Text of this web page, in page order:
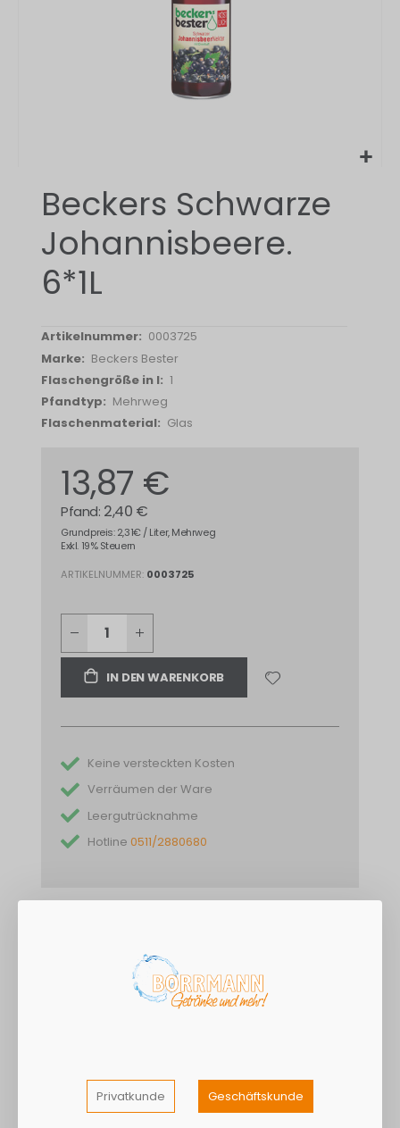
Anfang
Bildergalerie
springen
Beckers Schwarze
Johannisbeere.
6*1L
0003725
Beckers Bester
1
Mehrweg
Glas
13,87 €
Grundpreis: 2,31€ / Liter, Mehrweg
2,40 €
Exkl. 19% Steuern
ARTIKELNUMMER 0003725
IN DEN WARENKORB
Keine versteckten Kosten
Verräumen der Ware
Leergutrücknahme
Hotline 0511/2880680
Schwarzer Johannisbeernektar mit Direktsaft, Fruchtgehalt:
MEHR INFORMATIONEN
Privatkunde Geschäftskunde